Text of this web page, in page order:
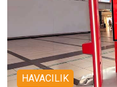
HAVACILIK